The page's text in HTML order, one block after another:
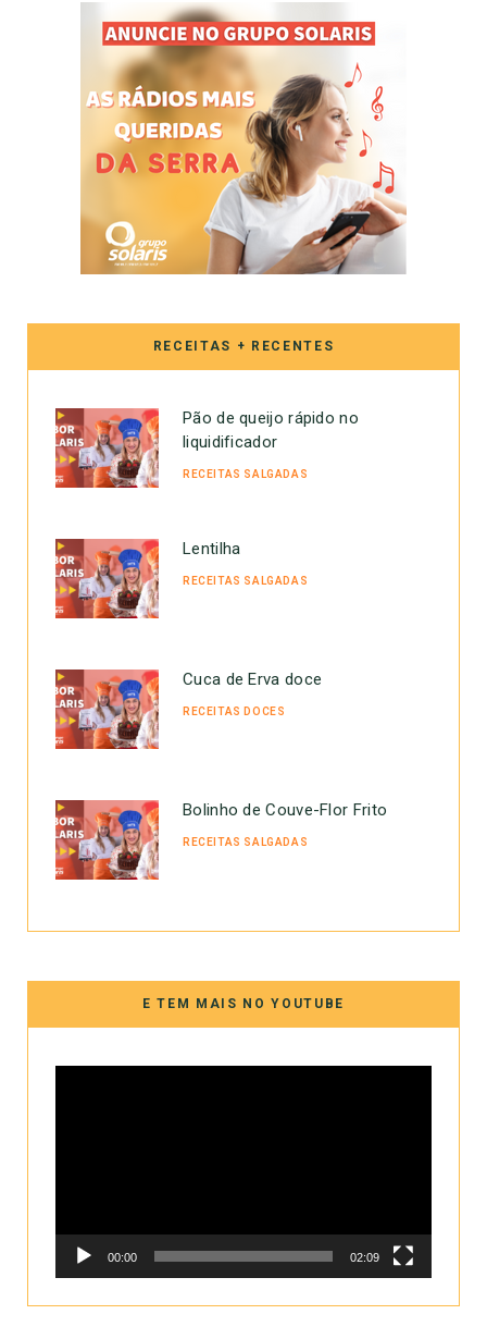
RECEITAS + RECENTES
Pão de queijo rápido no
liquidificador
RECEITAS SALGADAS
Lentilha
RECEITAS SALGADAS
Cuca de Erva doce
RECEITAS DOCES
Bolinho de Couve-Flor Frito
RECEITAS SALGADAS
E TEM MAIS NO YOUTUBE
00:00 02:09